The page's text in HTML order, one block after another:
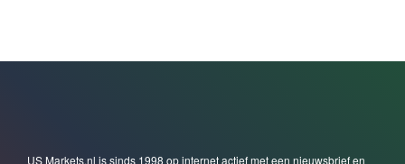
US Markets.nl is sinds 1998 op internet actief met een nieuwsbrief en